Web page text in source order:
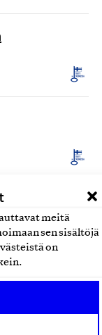
meitä
sen sisältöjä
on